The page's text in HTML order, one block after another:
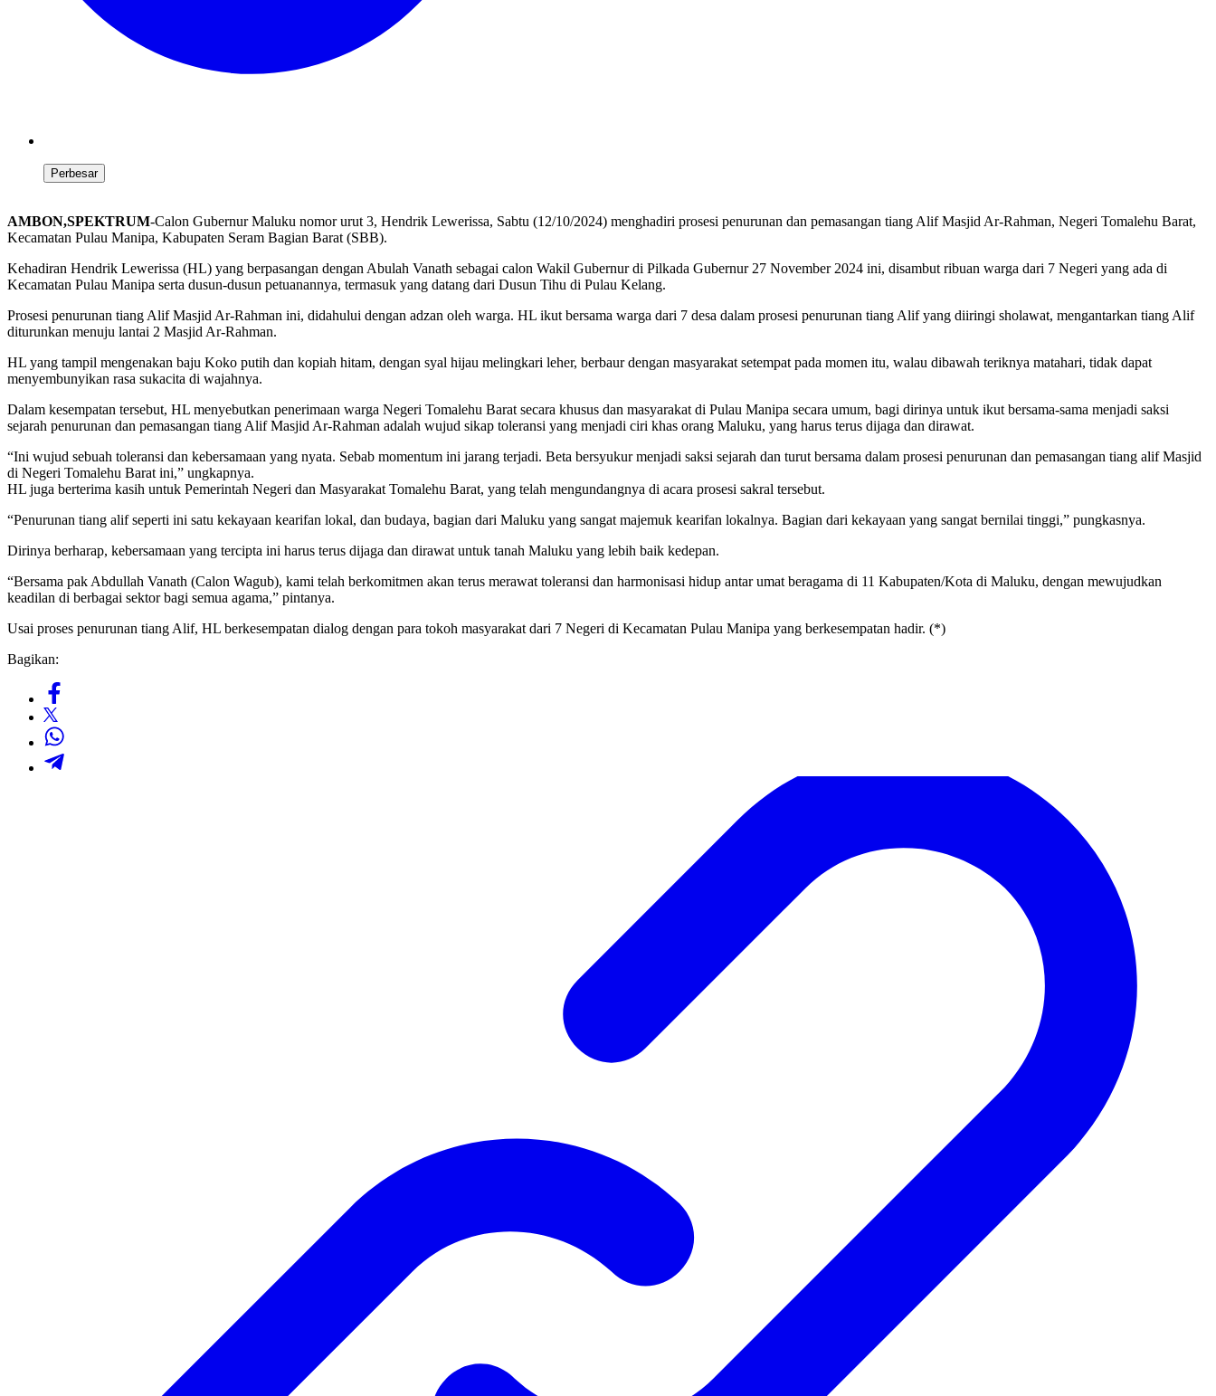
Perbesar
AMBON,SPEKTRUM-Calon Gubernur Maluku nomor urut 3, Hendrik Lewerissa, Sabtu (12/10/2024) menghadiri prosesi penurunan dan pemasangan tiang Alif Masjid Ar-Rahman, Negeri Tomalehu Barat,
Kecamatan Pulau Manipa, Kabupaten Seram Bagian Barat (SBB).
Kehadiran Hendrik Lewerissa (HL) yang berpasangan dengan Abulah Vanath sebagai calon Wakil Gubernur di Pilkada Gubernur 27 November 2024 ini, disambut ribuan warga dari 7 Negeri yang ada di
Kecamatan Pulau Manipa serta dusun-dusun petuanannya, termasuk yang datang dari Dusun Tihu di Pulau Kelang.
Prosesi penurunan tiang Alif Masjid Ar-Rahman ini, didahului dengan adzan oleh warga. HL ikut bersama warga dari 7 desa dalam prosesi penurunan tiang Alif yang diiringi sholawat, mengantarkan tiang Alif
diturunkan menuju lantai 2 Masjid Ar-Rahman.
HL yang tampil mengenakan baju Koko putih dan kopiah hitam, dengan syal hijau melingkari leher, berbaur dengan masyarakat setempat pada momen itu, walau dibawah teriknya matahari, tidak dapat
menyembunyikan rasa sukacita di wajahnya.
Dalam kesempatan tersebut, HL menyebutkan penerimaan warga Negeri Tomalehu Barat secara khusus dan masyarakat di Pulau Manipa secara umum, bagi dirinya untuk ikut bersama-sama menjadi saksi
sejarah penurunan dan pemasangan tiang Alif Masjid Ar-Rahman adalah wujud sikap toleransi yang menjadi ciri khas orang Maluku, yang harus terus dijaga dan dirawat.
“Ini wujud sebuah toleransi dan kebersamaan yang nyata. Sebab momentum ini jarang terjadi. Beta bersyukur menjadi saksi sejarah dan turut bersama dalam prosesi penurunan dan pemasangan tiang alif Masjid
di Negeri Tomalehu Barat ini,” ungkapnya.
HL juga berterima kasih untuk Pemerintah Negeri dan Masyarakat Tomalehu Barat, yang telah mengundangnya di acara prosesi sakral tersebut.
“Penurunan tiang alif seperti ini satu kekayaan kearifan lokal, dan budaya, bagian dari Maluku yang sangat majemuk kearifan lokalnya. Bagian dari kekayaan yang sangat bernilai tinggi,” pungkasnya.
Dirinya berharap, kebersamaan yang tercipta ini harus terus dijaga dan dirawat untuk tanah Maluku yang lebih baik kedepan.
“Bersama pak Abdullah Vanath (Calon Wagub), kami telah berkomitmen akan terus merawat toleransi dan harmonisasi hidup antar umat beragama di 11 Kabupaten/Kota di Maluku, dengan mewujudkan
keadilan di berbagai sektor bagi semua agama,” pintanya.
Usai proses penurunan tiang Alif, HL berkesempatan dialog dengan para tokoh masyarakat dari 7 Negeri di Kecamatan Pulau Manipa yang berkesempatan hadir. (*)
Bagikan: